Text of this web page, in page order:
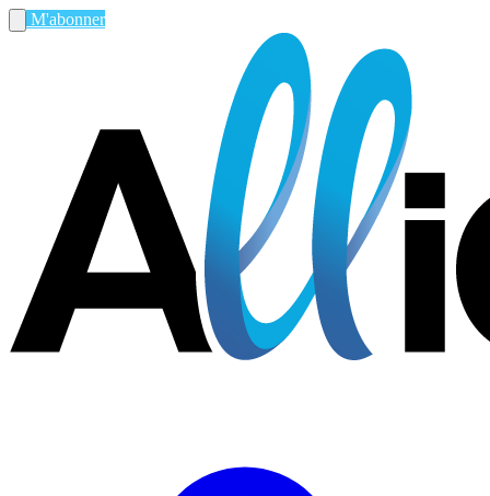
M'abonner